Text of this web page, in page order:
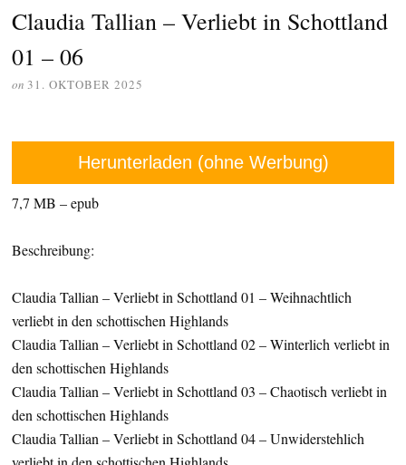
Claudia Tallian – Verliebt in Schottland
01 – 06
on 31. OKTOBER 2025
Herunterladen (ohne Werbung)
7,7 MB – epub
Beschreibung:
Claudia Tallian – Verliebt in Schottland 01 – Weihnachtlich
verliebt in den schottischen Highlands
Claudia Tallian – Verliebt in Schottland 02 – Winterlich verliebt in
den schottischen Highlands
Claudia Tallian – Verliebt in Schottland 03 – Chaotisch verliebt in
den schottischen Highlands
Claudia Tallian – Verliebt in Schottland 04 – Unwiderstehlich